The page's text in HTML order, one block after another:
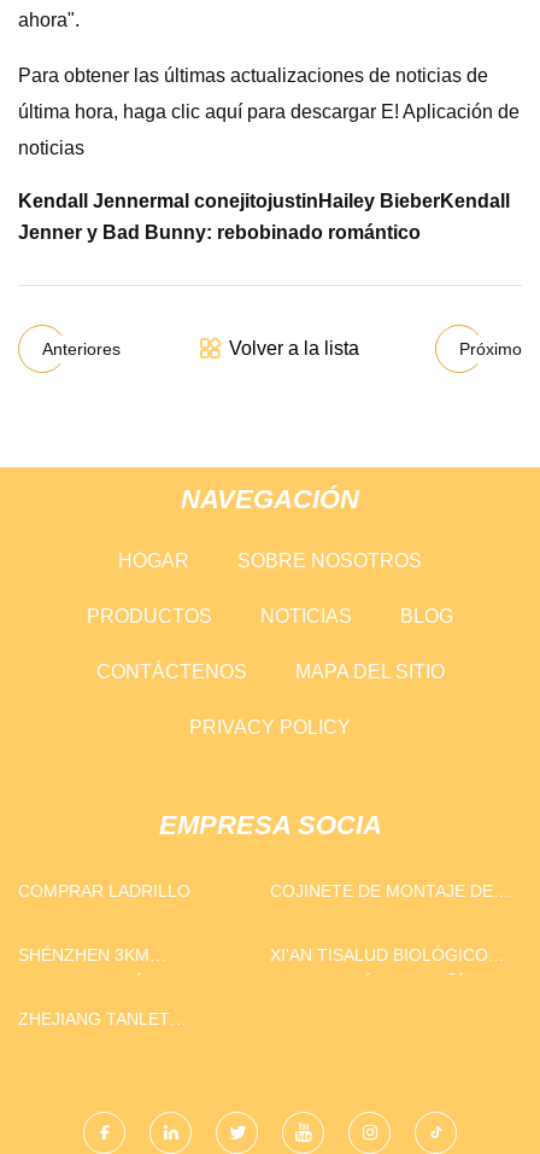
ahora".
Para obtener las últimas actualizaciones de noticias de
última hora, haga clic aquí para descargar E! Aplicación de
noticias
Kendall Jennermal conejitojustin Hailey BieberKendall
Jenner y Bad Bunny: rebobinado romántico
Anteriores Volver a la lista Próximo
NAVEGACIÓN
HOGAR SOBRE NOSOTROS
PRODUCTOS NOTICIAS BLOG
CONTÁCTENOS MAPA DEL SITIO
PRIVACY POLICY
EMPRESA SOCIA
COMPRAR LADRILLO
COJINETE DE MONTAJE DEL
SHÉNZHEN 3KM
XI'AN TISALUD BIOLÓGICO
ZHEJIANG TANLET